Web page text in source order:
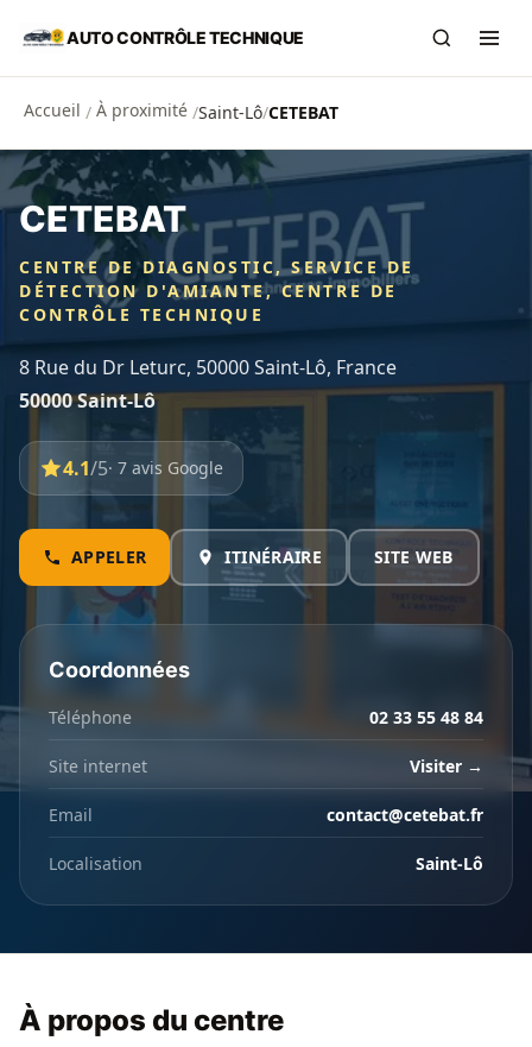
Aller au contenu principal
AUTO CONTRÔLE TECHNIQUE
Accueil / À proximité /Saint-Lô/CETEBAT
CETEBAT
CENTRE DE DIAGNOSTIC, SERVICE DE
DÉTECTION D'AMIANTE, CENTRE DE
CONTRÔLE TECHNIQUE
8 Rue du Dr Leturc, 50000 Saint-Lô, France
50000 Saint-Lô
4.1/5· 7 avis Google
APPELER ITINÉRAIRE SITE WEB
Coordonnées
Téléphone 02 33 55 48 84
Site internet Visiter →
Email contact@cetebat.fr
Localisation Saint-Lô
À propos du centre